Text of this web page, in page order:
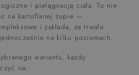
i pielęgnację ciała. To nie
na kartoflanej zupie —
i zakłada, że trwała
na kilku poziomach.
wariantu, każdy
na: